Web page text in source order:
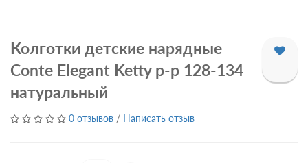
Колготки детские нарядные
Conte Elegant Ketty р-р 128-134
натуральный
0 отзывов / Написать отзыв